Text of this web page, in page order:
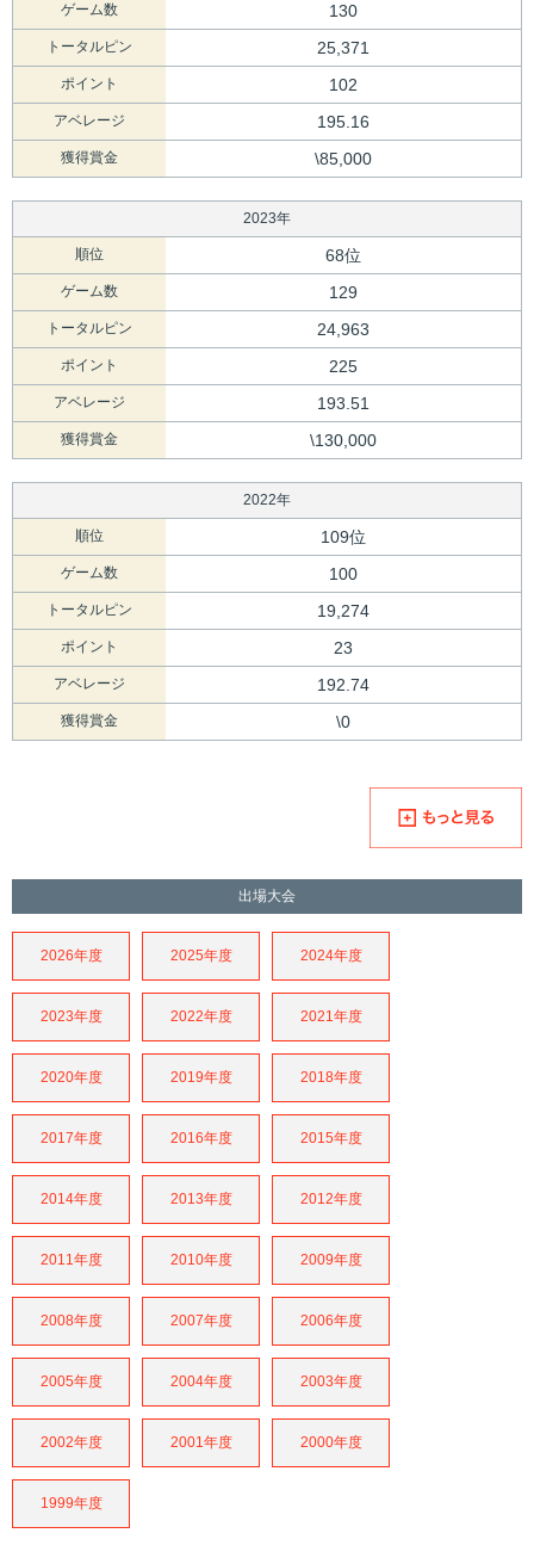
ゲーム数 130
トータルピン 25,371
ポイント 102
アベレージ 195.16
獲得賞金 \85,000
2023年
順位 68位
ゲーム数 129
トータルピン 24,963
ポイント 225
アベレージ 193.51
獲得賞金 \130,000
2022年
順位 109位
ゲーム数 100
トータルピン 19,274
ポイント 23
アベレージ 192.74
獲得賞金 \0
出場大会
2026年度 2025年度 2024年度
2023年度 2022年度 2021年度
2020年度 2019年度 2018年度
2017年度 2016年度 2015年度
2014年度 2013年度 2012年度
2011年度 2010年度 2009年度
2008年度 2007年度 2006年度
2005年度 2004年度 2003年度
2002年度 2001年度 2000年度
1999年度